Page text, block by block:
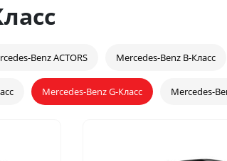
Benz ACTORS Mercedes-Benz B-Класс
Mercedes-Benz G-Класс Mercedes-